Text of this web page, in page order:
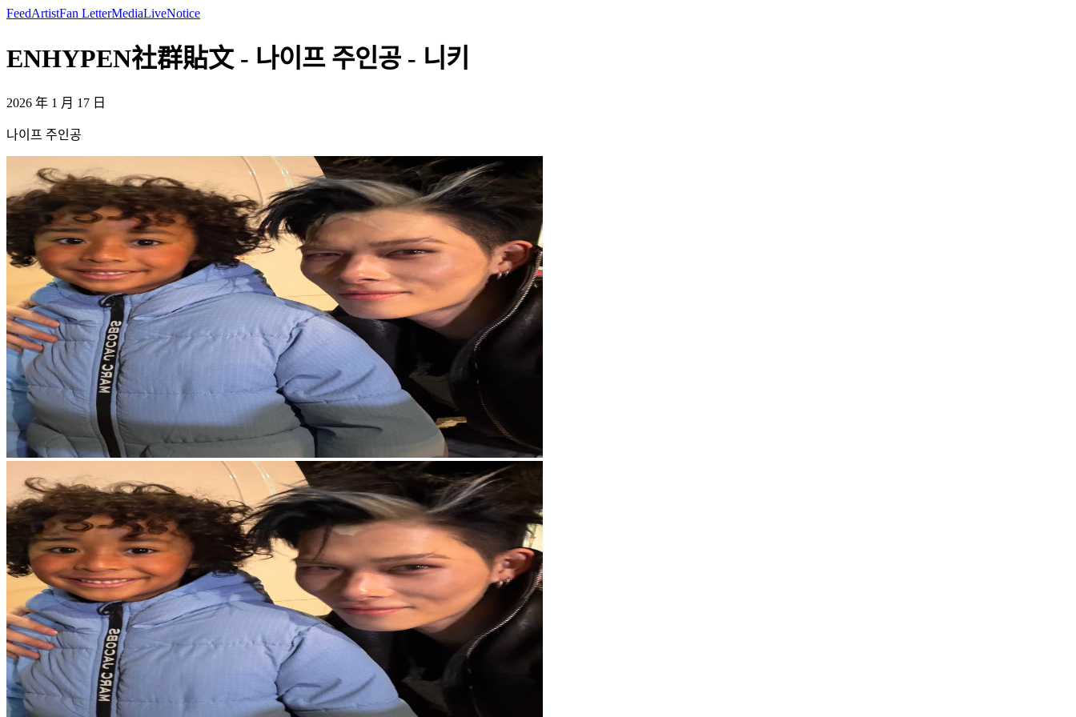
FeedArtistFan LetterMediaLiveNotice
ENHYPEN社群貼文 - 나이프 주인공 - 니키
2026 年 1 月 17 日
나이프 주인공